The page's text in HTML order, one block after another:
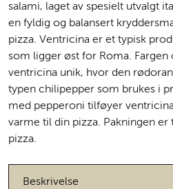
salami, laget av spesielt utvalgt
en fyldig og balansert
pizza. Ventricina er et typisk
som ligger øst for Roma. Fargen
ventricina unik, hvor den
typen chilipepper som brukes i
med pepperoni tilføyer
varme til din pizza. Pakningen er
pizza.
Beskrivelse